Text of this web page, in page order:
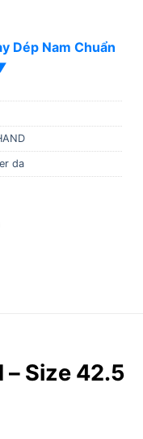
Dép Nam Chuẩn
da
– Size 42.5